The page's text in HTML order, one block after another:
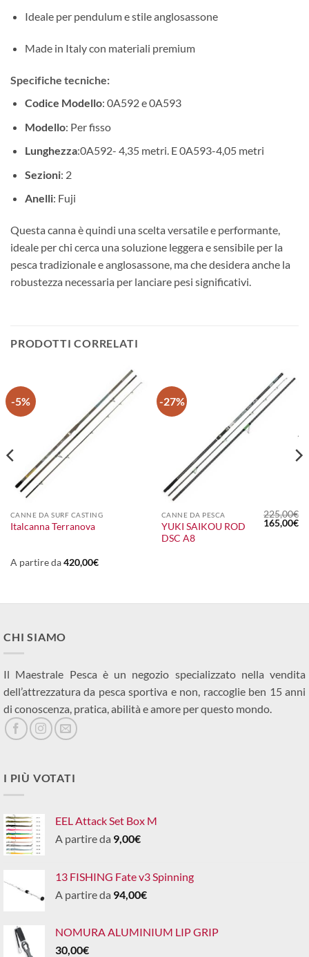
Ideale per pendulum e stile anglosassone
Made in Italy con materiali premium
Specifiche tecniche:
Codice Modello: 0A592 e 0A593
Modello: Per fisso
Lunghezza:0A592- 4,35 metri. E 0A593-4,05 metri
Sezioni: 2
Anelli: Fuji
Questa canna è quindi una scelta versatile e performante,
ideale per chi cerca una soluzione leggera e sensibile per la
pesca tradizionale e anglosassone, ma che desidera anche la
robustezza necessaria per lanciare pesi significativi.
PRODOTTI CORRELATI
-5%
CANNE DA SURF CASTING
Italcanna Terranova
A partire da420,00€
-27%
CANNE DA PESCA
YUKI SAIKOU ROD
DSC A8
225,00€
Il
prezzo
165,00€Il
CHI SIAMO
Il Maestrale Pesca è un negozio specializzato nella vendita
dell’attrezzatura da pesca sportiva e non, raccoglie ben 15 anni
di conoscenza, pratica, abilità e amore per questo mondo.
I PIÙ VOTATI
EEL Attack Set Box M
A partire da 9,00€
13 FISHING Fate v3 Spinning
A partire da 94,00€
NOMURA ALUMINIUM LIP GRIP
30,00€